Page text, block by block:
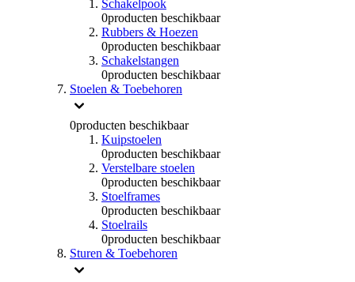
Schakelpook
0producten beschikbaar
Rubbers & Hoezen
0producten beschikbaar
Schakelstangen
0producten beschikbaar
Stoelen & Toebehoren
0producten beschikbaar
Kuipstoelen
0producten beschikbaar
Verstelbare stoelen
0producten beschikbaar
Stoelframes
0producten beschikbaar
Stoelrails
0producten beschikbaar
Sturen & Toebehoren